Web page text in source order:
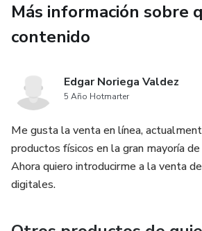
Modelo de Autoridad y Identidad:
competitiva con precisión milimétrica.
identidad de mercado tan sólida que la
sistema de prospección y conversión
ti. Un blindaje táctico que asegura que
siempre lleno de oportunidades
Más información sobre
contenido
Edgar Noriega Valdez
5 Año Hotmarter
Me gusta la venta en línea,
productos físicos en la gran mayoría
Ahora quiero introducirme a la venta
digitales.